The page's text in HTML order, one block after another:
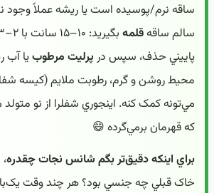
ساقه نرم/پوسيده است يا ريشه عملاً وجود
سالم ساقهقلمه
پاييني حذف، سپس در پرليت مرطوبيا آب
محيط روشن و گرم، رطوبت ملايم (کيسه
مي‌تونه کمک کنه. اينجوري شفلرا از نو
که قهرمان برمي‌گرده 😄
براي اينکه دقيق‌تر بگم شانس نجات چقدره
خاک قبلي چه جنسي بود؟ هر چند وقت يک‌بار